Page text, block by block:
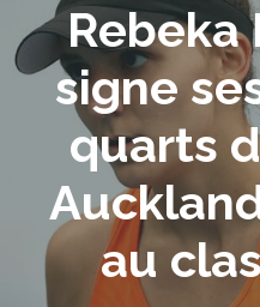
Rebeka
signe
quarts
au